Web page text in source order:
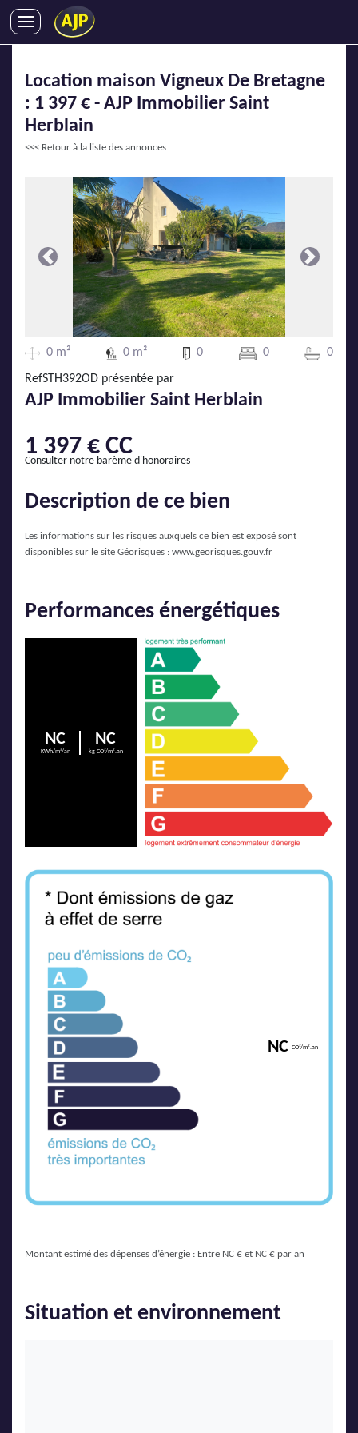
VENTES
LOCATIONS
GESTION LOCATIVE
IMMOBILIER NEUF
LOCATIONS DE VACANCES
ENTREPRISES
DEVENIR FRANCHISÉ
AJP Recrute
AJP Actualités
Service Qualité Clients
Location maison Vigneux De Bretagne
: 1 397 € - AJP Immobilier Saint
Herblain
<<< Retour à la liste des annonces
Précédente Suivante
0 m² 0 m² 0 0 0
RefSTH392OD présentée par
AJP Immobilier Saint Herblain
1 397 € CC
Consulter notre barème d'honoraires
Description de ce bien
Les informations sur les risques auxquels ce bien est exposé sont
disponibles sur le site Géorisques : www.georisques.gouv.fr
Performances énergétiques
NC
KWh/m²/an
NC
kg CO²/m².an
NC CO²/m².an
Montant estimé des dépenses d’énergie : Entre NC € et NC € par an
Situation et environnement